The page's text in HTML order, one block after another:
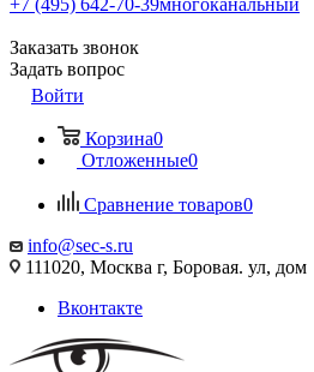
+7 (495) 642-70-39многоканальный
Заказать звонок
Задать вопрос
Войти
Корзина0
Отложенные0
Сравнение товаров0
info@sec-s.ru
111020, Москва г, Боровая. ул,
Вконтакте